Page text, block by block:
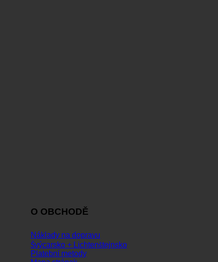
O OBCHODĚ
Náklady na dopravu
Švýcarsko + Lichtenštejnsko
Platební metody